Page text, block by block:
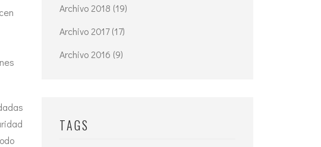
Archivo 2018 (19)
Archivo 2017 (17)
Archivo 2016 (9)
TAGS